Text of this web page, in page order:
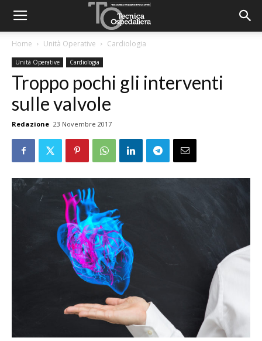
Home Unità Operative Cardiologia
Unità Operative Cardiologia
Troppo pochi gli interventi
sulle valvole
Redazione 23 Novembre 2017